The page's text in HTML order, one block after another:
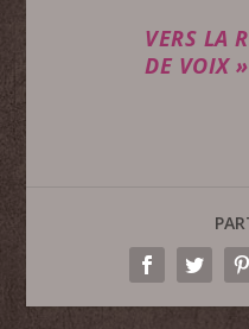
VERS LA
DE VOIX »